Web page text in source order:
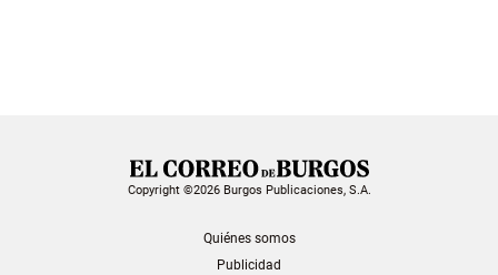
Copyright ©2026 Burgos Publicaciones, S.A.
Quiénes somos
Publicidad